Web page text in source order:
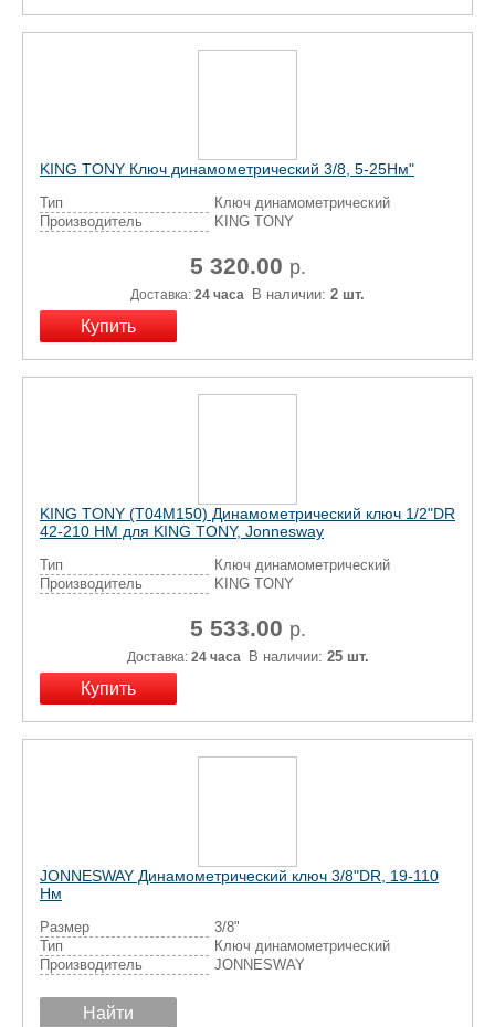
KING TONY Ключ динамометрический 3/8, 5-25Нм"
Тип
Ключ динамометрический
Производитель
KING TONY
5 320.00 р.
Доставка: 24 часа В наличии: 2 шт.
KING TONY (Т04М150) Динамометрический ключ 1/2"DR
42-210 НМ для KING TONY, Jonnesway
Тип
Ключ динамометрический
Производитель
KING TONY
5 533.00 р.
Доставка: 24 часа В наличии: 25 шт.
JONNESWAY Динамометрический ключ 3/8"DR, 19-110
Нм
Размер
3/8"
Тип
Ключ динамометрический
Производитель
JONNESWAY
Найти